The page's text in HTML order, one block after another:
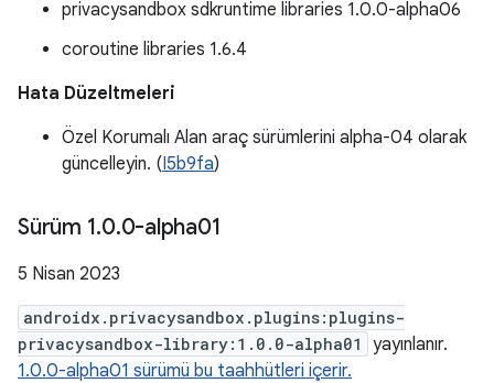
privacysandbox sdkruntime libraries 1.0.0-alpha06
coroutine libraries 1.6.4
Hata Düzeltmeleri
Özel Korumalı Alan araç sürümlerini alpha-04 olarak
güncelleyin. (I5b9fa)
Sürüm 1.0.0-alpha01
5 Nisan 2023
androidx.privacysandbox.plugins:plugins-
privacysandbox-library:1.0.0-alpha01
yayınlanır.
1.0.0-alpha01 sürümü bu taahhütleri içerir.